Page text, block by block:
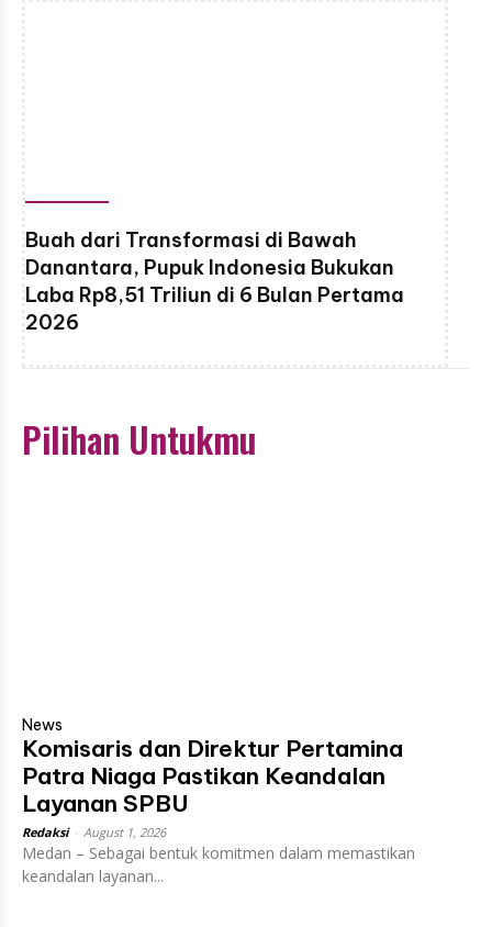
Buah dari Transformasi di Bawah
Danantara, Pupuk Indonesia Bukukan
Laba Rp8,51 Triliun di 6 Bulan Pertama
2026
Pilihan Untukmu
News
Komisaris dan Direktur Pertamina
Patra Niaga Pastikan Keandalan
Layanan SPBU
Redaksi August 1, 2026
Medan – Sebagai bentuk komitmen dalam memastikan
keandalan layanan...